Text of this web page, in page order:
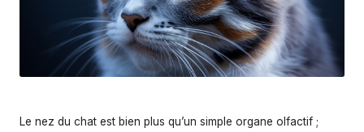
Le nez du chat est bien plus qu’un simple organe olfactif ;